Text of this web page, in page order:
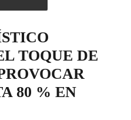
TOQUE DE
80 % EN